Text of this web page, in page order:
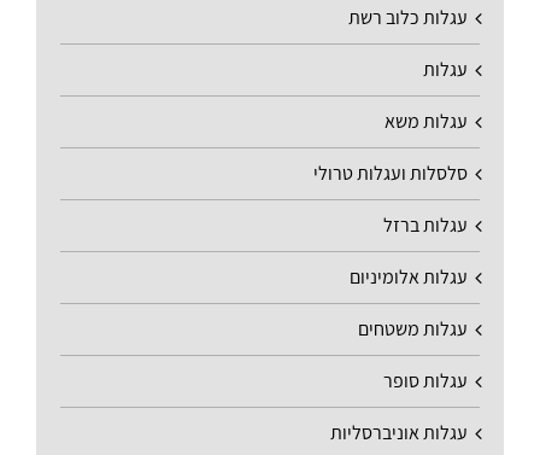
עגלות כלוב רשת
עגלות
עגלות משא
סלסלות ועגלות טרולי
עגלות ברזל
עגלות אלומיניום
עגלות משטחים
עגלות סופר
עגלות אוניברסליות